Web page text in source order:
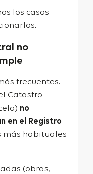
los casos
no
frecuentes.
Catastro
no
en el Registro
más habituales
(obras,